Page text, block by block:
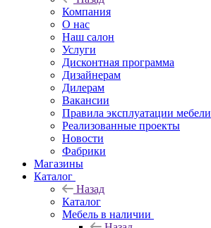
Компания
О нас
Наш салон
Услуги
Дисконтная программа
Дизайнерам
Дилерам
Вакансии
Правила эксплуатации мебели
Реализованные проекты
Новости
Фабрики
Магазины
Каталог
Назад
Каталог
Мебель в наличии